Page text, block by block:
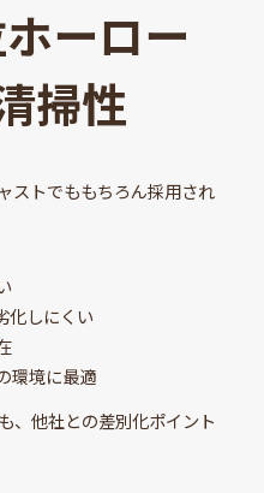
ーロー
掃性
ストでももちろん採用され
化しにくい
環境に最適
、他社との差別化ポイント